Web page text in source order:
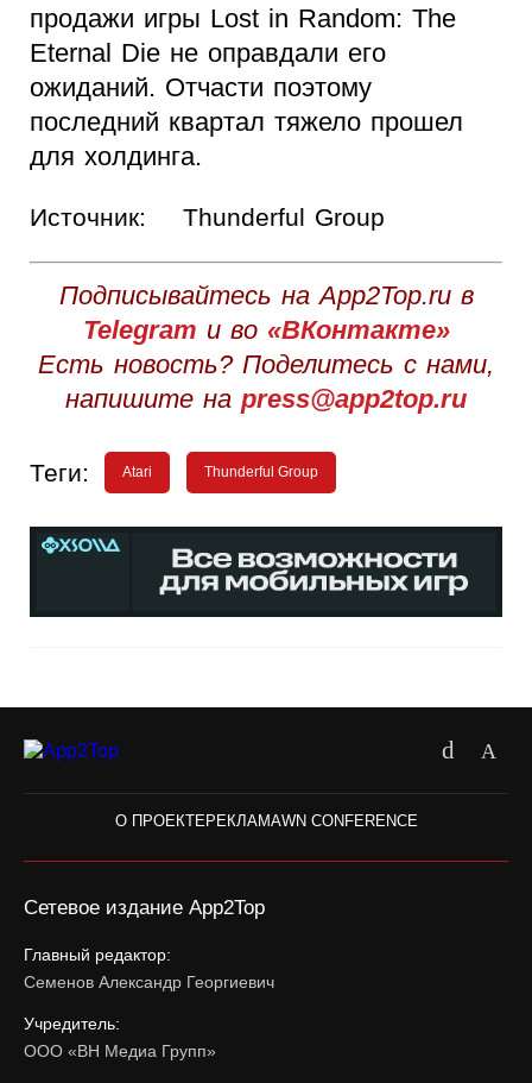
продажи игры Lost in Random: The
Eternal Die не оправдали его
ожиданий. Отчасти поэтому
последний квартал тяжело прошел
для холдинга.
Источник: Thunderful Group
Подписывайтесь на App2Top.ru в
Telegram и во «ВКонтакте»
Есть новость? Поделитесь с нами,
напишите на press@app2top.ru
Теги: Atari Thunderful Group
О ПРОЕКТЕРЕКЛАМАWN CONFERENCE
Сетевое издание App2Top
Главный редактор:
Семенов Александр Георгиевич
Учредитель:
ООО «ВН Медиа Групп»